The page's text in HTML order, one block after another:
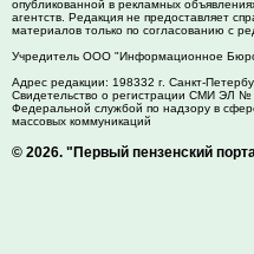
опубликованной в рекламных
агентств. Редакция не предоставляет
материалов только по согласованию с
Учредитель ООО "Информационное
Адрес редакции: 198332 г. Санкт-
Свидетельство о регистрации СМИ ЭЛ
Федеральной службой по надзору в
массовых коммуникаций
© 2026. "Первый пензенский